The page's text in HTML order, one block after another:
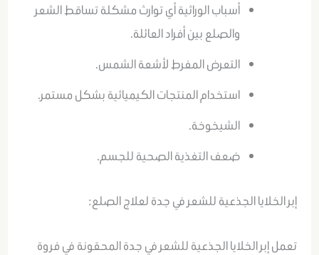
أسباب الوراثية أي توارث مشكلة تساقط الشعر
والصلع بين أفراد العائلة.
التعرض المفرط لأشعة الشمس.
استخدام المنتجات الكيميائية بشكل مستمر.
الشيخوخة.
ضعف التغذية الصحية للجسم.
إبر الخلايا الجذعية للشعر في جدة لعلاج الصلع:
تعمل إبر الخلايا الجذعية للشعر في جدة المحقونة في فروة